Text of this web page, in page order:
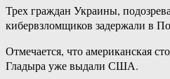
Трех граждан Украины,
кибервзломщиков задержали в
Отмечается, что американская
Гладыра уже выдали США.